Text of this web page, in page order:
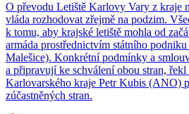
O převodu Letiště Karlovy Vary z kraje
vláda rozhodovat zřejmě na podzim.
k tomu, aby krajské letiště mohla od
armáda prostřednictvím státního
Malešice). Konkrétní podmínky a
a připravují ke schválení obou stran,
Karlovarského kraje Petr Kubis (ANO)
zúčastněných stran.